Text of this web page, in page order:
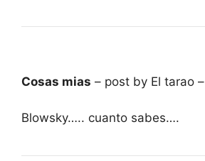
Cosas mias – post by El tarao –
Blowsky….. cuanto sabes….